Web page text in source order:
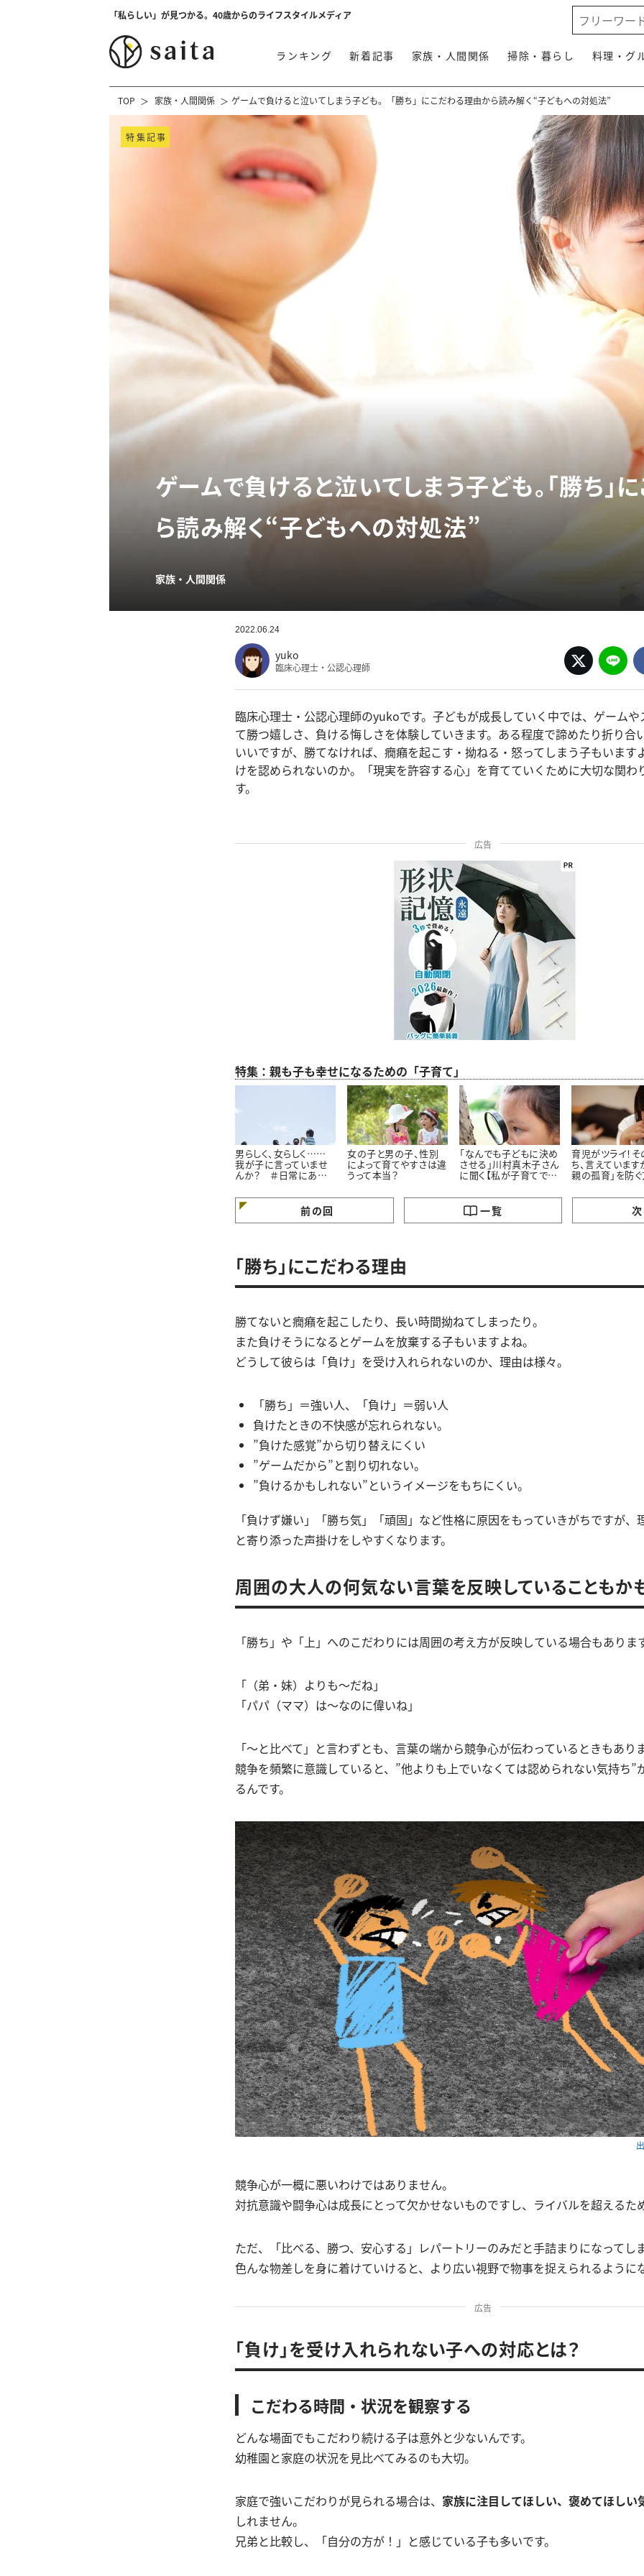
「私らしい」が見つかる。40歳からのライフスタイルメディア
ランキング 新着記事 家族・人間関係 掃除・暮らし 料理・グ
TOP 家族・人間関係 ゲームで負けると泣いてしまう子ども。「勝ち」にこだわる理由から読み解く“子どもへの対処法”
特集記事
ゲームで負けると泣いてしまう子ども。「勝ち」
ら読み解く“子どもへの対処法”
家族・人間関係
2022.06.24
yuko
臨床心理士・公認心理師
臨床心理士・公認心理師のyukoです。子どもが成長していく中では、ゲームや
て勝つ嬉しさ、負ける悔しさを体験していきます。ある程度で諦めたり折り合
いいですが、勝てなければ、癇癪を起こす・拗ねる・怒ってしまう子もいます
けを認められないのか。「現実を許容する心」を育てていくために大切な関わ
す。
広告
特集：親も子も幸せになるための「子育て」
男らしく、女らしく……
我が子に言っていませ
んか？ ＃日常にある
女の子と男の子、性別
によって育てやすさは違
うって本当？
「なんでも子どもに決め
させる」川村真木子さん
に聞く【私が子育てで大
と】
育児がツライ！
ち、言えています
親の孤育」を防
前の回 一覧
「勝ち」にこだわる理由
勝てないと癇癪を起こしたり、長い時間拗ねてしまったり。
また負けそうになるとゲームを放棄する子もいますよね。
どうして彼らは「負け」を受け入れられないのか、理由は様々。
「勝ち」＝強い人、「負け」＝弱い人
負けたときの不快感が忘れられない。
”負けた感覚”から切り替えにくい
”ゲームだから”と割り切れない。
”負けるかもしれない”というイメージをもちにくい。
「負けず嫌い」「勝ち気」「頑固」など性格に原因をもっていきがちですが、
と寄り添った声掛けをしやすくなります。
周囲の大人の何気ない言葉を反映していることもか
「勝ち」や「上」へのこだわりには周囲の考え方が反映している場合もあります
「（弟・妹）よりも～だね」
「パパ（ママ）は～なのに偉いね」
「～と比べて」と言わずとも、言葉の端から競争心が伝わっているときもありま
競争を頻繁に意識していると、”他よりも上でいなくては認められない気持ち”
るんです。
競争心が一概に悪いわけではありません。
対抗意識や闘争心は成長にとって欠かせないものですし、ライバルを超えるた
ただ、「比べる、勝つ、安心する」レパートリーのみだと手詰まりになってしま
色んな物差しを身に着けていけると、より広い視野で物事を捉えられるように
広告
「負け」を受け入れられない子への対応とは？
こだわる時間・状況を観察する
どんな場面でもこだわり続ける子は意外と少ないんです。
幼稚園と家庭の状況を見比べてみるのも大切。
家庭で強いこだわりが見られる場合は、 家族に注目してほしい、褒めてほしい
しれません。
兄弟と比較し、「自分の方が！」と感じている子も多いです。